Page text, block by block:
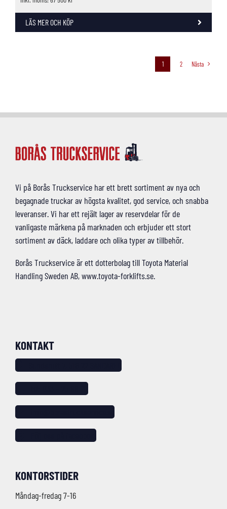
LÄS MER OCH KÖP
1 2 Nästa
Vi på Borås Truckservice har ett brett sortiment av nya och
begagnade truckar av högsta kvalitet, god service, och snabba
leveranser. Vi har ett rejält lager av reservdelar för de
vanligaste märkena på marknaden och erbjuder ett stort
sortiment av däck, laddare och olika typer av tillbehör.
Borås Truckservice är ett dotterbolag till Toyota Material
Handling Sweden AB, www.toyota-forklifts.se.
KONTAKT
KONTORSTIDER
Måndag-fredag 7-16